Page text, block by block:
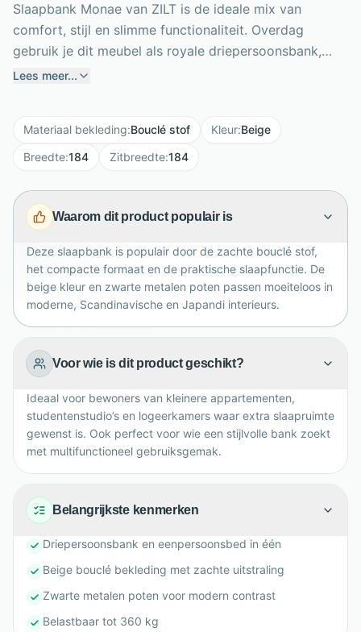
Slaapbank Monae van ZILT is de ideale mix van
comfort, stijl en slimme functionaliteit. Overdag
gebruik je dit meubel als royale driepersoonsbank,
terwijl je hem in een handomdraai omtovert tot een
uitstraling en voelt heerlijk uitnodigend aan. Zwarte
metalen pootjes zorgen voor een stoer contrast en
zithoogte van 41 cm en zitdiepte van 57 cm biedt
Monae prettig zitcomfort. Perfect voor kleine
woonruimtes met stijl en gemak.
Lees meer...
Materiaal bekleding:Bouclé stof Kleur:Beige
Breedte:184 Zitbreedte:184
Waarom dit product populair is
Deze slaapbank is populair door de zachte bouclé stof,
het compacte formaat en de praktische slaapfunctie. De
beige kleur en zwarte metalen poten passen moeiteloos in
moderne, Scandinavische en Japandi interieurs.
Voor wie is dit product geschikt?
Ideaal voor bewoners van kleinere appartementen,
studentenstudio’s en logeerkamers waar extra slaapruimte
gewenst is. Ook perfect voor wie een stijlvolle bank zoekt
met multifunctioneel gebruiksgemak.
Belangrijkste kenmerken
Driepersoonsbank en eenpersoonsbed in één
Beige bouclé bekleding met zachte uitstraling
Zwarte metalen poten voor modern contrast
Belastbaar tot 360 kg